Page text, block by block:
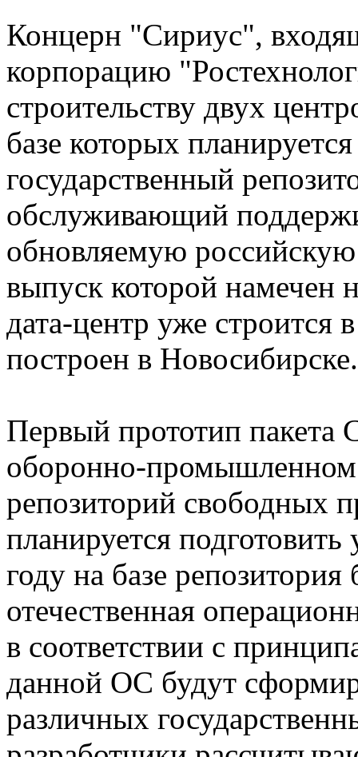
Концерн "Сириус",
корпорацию
строительству двух
базе которых
государственный
обслуживающий
обновляемую
выпуск которой
дата-центр уже строится
построен в Новосибирске.
Первый прототип пакета
оборонно-
репозиторий свободных
планируется
году на базе репозитория
отечественная
в соответствии с
данной ОС будут
различных